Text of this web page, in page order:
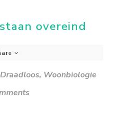
overeind
Draadloos, Woonbiologie